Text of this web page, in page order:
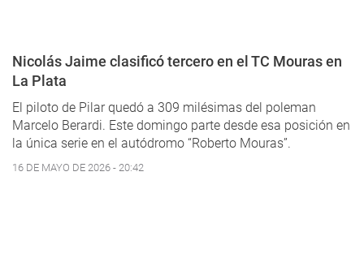
Nicolás Jaime clasificó tercero en el TC Mouras en
La Plata
El piloto de Pilar quedó a 309 milésimas del poleman
Marcelo Berardi. Este domingo parte desde esa posición en
la única serie en el autódromo “Roberto Mouras”.
16 DE MAYO DE 2026 - 20:42